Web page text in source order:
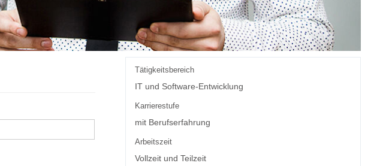
Tätigkeitsbereich
IT und Software-Entwicklung
Karrierestufe
mit Berufserfahrung
Arbeitszeit
Vollzeit und Teilzeit